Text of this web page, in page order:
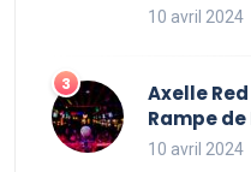
10 avril 2024
Axelle
Rampe
10 avril 2024